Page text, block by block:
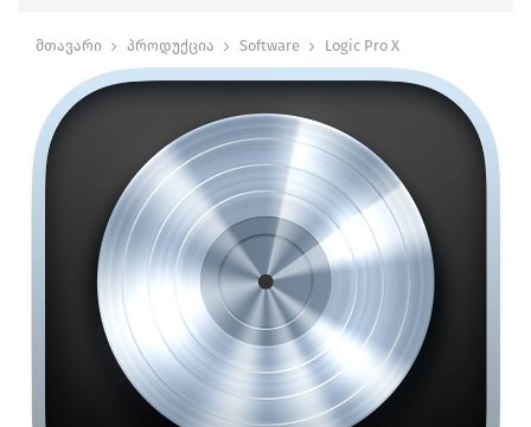
Chargers & Cables
მთავარი პროდუქცია Software Logic Pro X